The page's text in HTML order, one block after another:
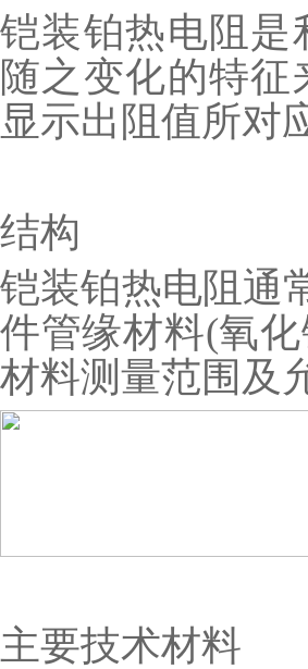
铠装铂热电阻是
随之变化的特
显示出阻值所对
结构
铠装铂热电阻通
件管缘材料(氧
材料测量范围及
主要技术材料